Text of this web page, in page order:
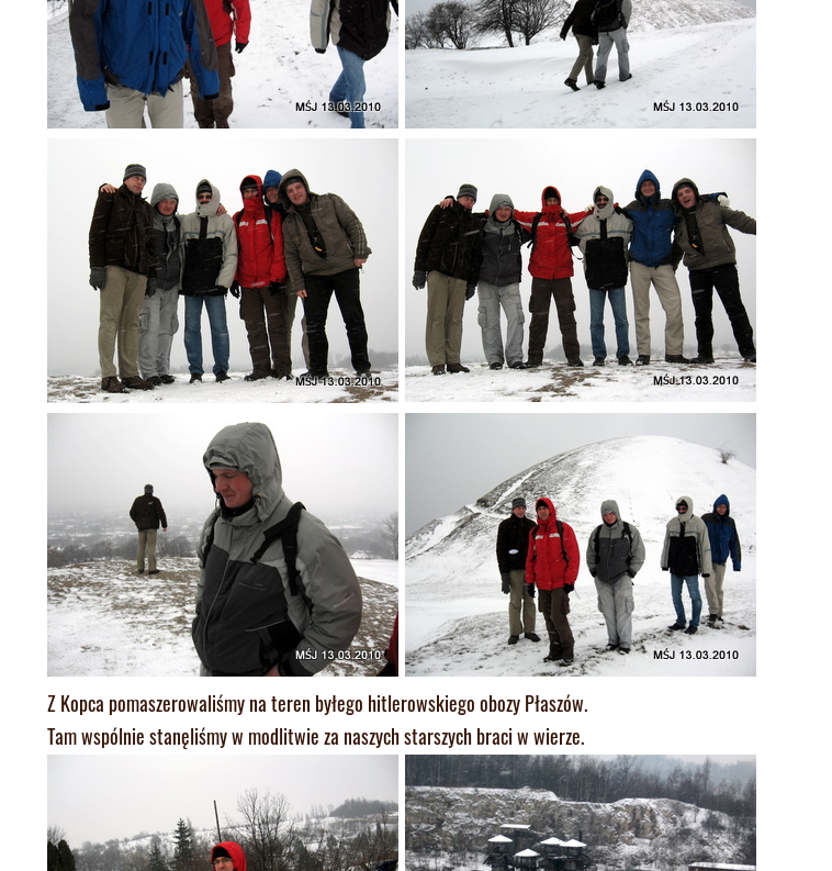
Z Kopca pomaszerowaliśmy na teren byłego hitlerowskiego obozy Płaszów.
Tam wspólnie stanęliśmy w modlitwie za naszych starszych braci w wierze.